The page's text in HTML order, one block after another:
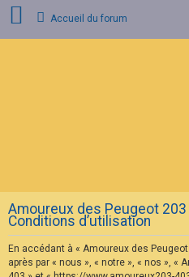
I
n
s
c
r
i
Accueil du forum
Amoureux des Peugeot
Conditions d’utilisation
En accédant à « Amoureux des
après par « nous », « notre », « nos », «